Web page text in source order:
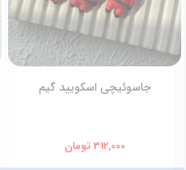
جاسوئیچی اسکویید گیم
312,000 تومان